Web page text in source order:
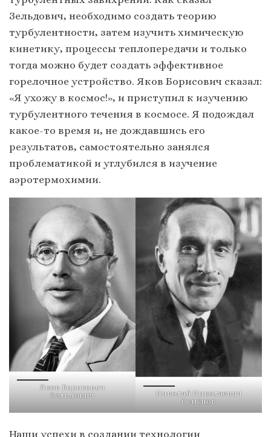
Зельдович, необходимо создать теорию
турбулентности, затем изучить химическую
кинетику, процессы теплопередачи и только
тогда можно будет создать эффективное
горелочное устройство. Яков Борисович сказал:
«Я ухожу в космос!», и приступил к изучению
турбулентного течения в космосе. Я подождал
какое-то время и, не дождавшись его
результатов, самостоятельно занялся
проблематикой и углубился в изучение
аэротермохимии.
Яков Борисович
Зельдович
Николай Николаевич
Семёнов
Наши успехи в создании технологии